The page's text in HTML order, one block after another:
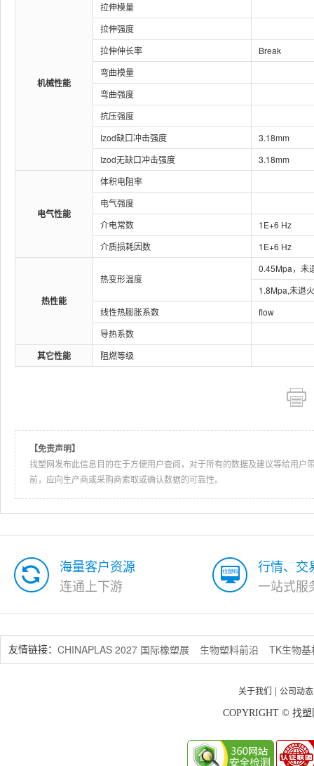
机械性能
拉伸模量
拉伸强度
拉伸伸长率
Break
弯曲模量
弯曲强度
抗压强度
Izod缺口冲击强度
3.18mm
Izod无缺口冲击强度
3.18mm
电气性能
体积电阻率
电气强度
介电常数
1E+6 Hz
介质损耗因数
1E+6 Hz
热性能
热变形温度
0.45Mpa，未
1.8Mpa,未退火
线性热膨胀系数
flow
导热系数
其它性能 阻燃等级
【免责声明】
找塑网发布此信息目的在于方便用户查阅，对于所有的数据及建议等给用
前，应向生产商或采购商索取或确认数据的可靠性。
海量客户资源
连通上下游
行情、交
一站式服
友情链接： CHINAPLAS 2027 国际橡塑展 生物塑料前沿 TK生物
关于我们 公司动态
COPYRIGHT © 找塑